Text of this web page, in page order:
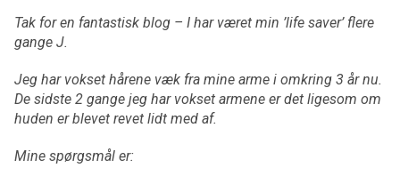
Tak for en fantastisk blog – I har været min ’life saver’ flere
gange J.
Jeg har vokset hårene væk fra mine arme i omkring 3 år nu.
De sidste 2 gange jeg har vokset armene er det ligesom om
huden er blevet revet lidt med af.
Mine spørgsmål er: